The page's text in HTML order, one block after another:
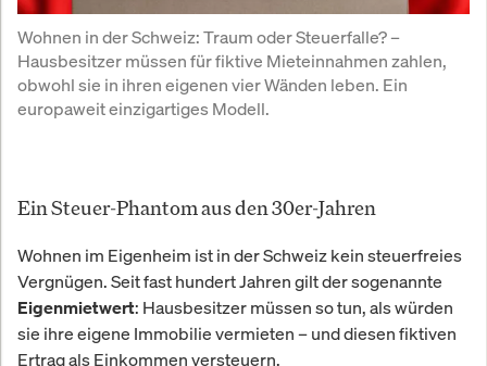
Wohnen in der Schweiz: Traum oder Steuerfalle? –
Hausbesitzer müssen für fiktive Mieteinnahmen zahlen,
obwohl sie in ihren eigenen vier Wänden leben. Ein
europaweit einzigartiges Modell.
Ein Steuer-Phantom aus den 30er-Jahren
Wohnen im Eigenheim ist in der Schweiz kein steuerfreies
Vergnügen. Seit fast hundert Jahren gilt der sogenannte
Eigenmietwert: Hausbesitzer müssen so tun, als würden
sie ihre eigene Immobilie vermieten – und diesen fiktiven
Ertrag als Einkommen versteuern.